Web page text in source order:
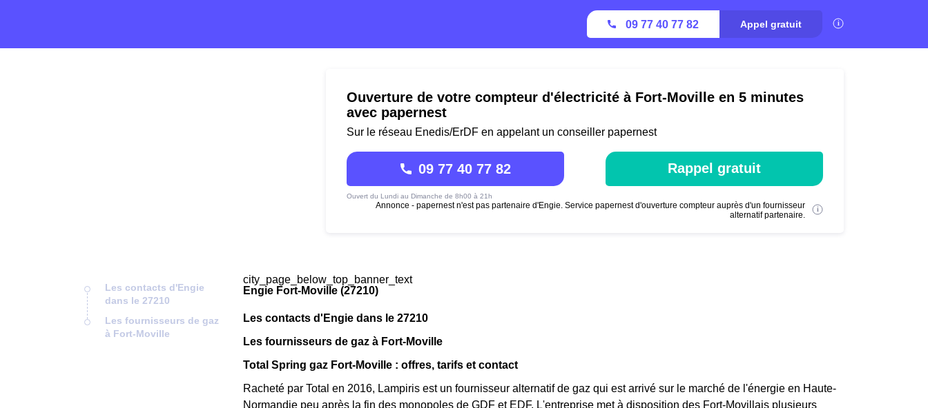
09 77 40 77 82 Appel gratuit
Ouverture de votre compteur d'électricité à Fort-Moville en 5 minutes
avec papernest
Sur le réseau Enedis/ErDF en appelant un conseiller papernest
09 77 40 77 82
Ouvert du Lundi au Dimanche de 8h00 à 21h
Rappel gratuit
Annonce - papernest n'est pas partenaire d'Engie. Service papernest d'ouverture compteur auprès d'un fournisseur
alternatif partenaire.
Les contacts d'Engie
dans le 27210
Les fournisseurs de gaz
à Fort-Moville
city_page_below_top_banner_text
Engie Fort-Moville (27210)
Les contacts d'Engie dans le 27210
Les fournisseurs de gaz à Fort-Moville
Total Spring gaz Fort-Moville : offres, tarifs et contact
Racheté par Total en 2016, Lampiris est un fournisseur alternatif de gaz qui est arrivé sur le marché de l'énergie en Haute-
Normandie peu après la fin des monopoles de GDF et EDF. L'entreprise met à disposition des Fort-Movillais plusieurs